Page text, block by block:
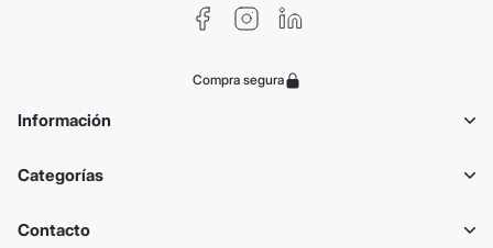
Compra segura
Información
Categorías
Contacto